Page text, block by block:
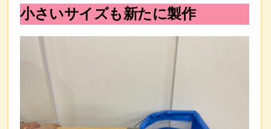
小さいサイズも新たに製作